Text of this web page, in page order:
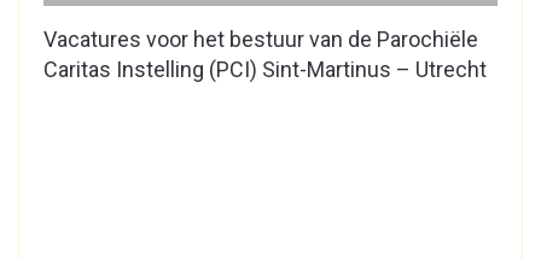
Vacatures voor het bestuur van de Parochiële
Caritas Instelling (PCI) Sint-Martinus – Utrecht